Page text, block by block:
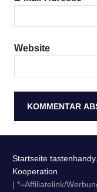
Website
Startseite
Kooperation
| *=Affiliatelink/